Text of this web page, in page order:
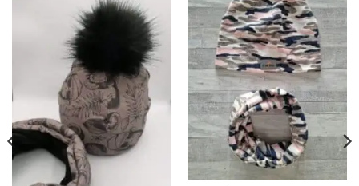
Add to
wishlist
Add to
wishlist